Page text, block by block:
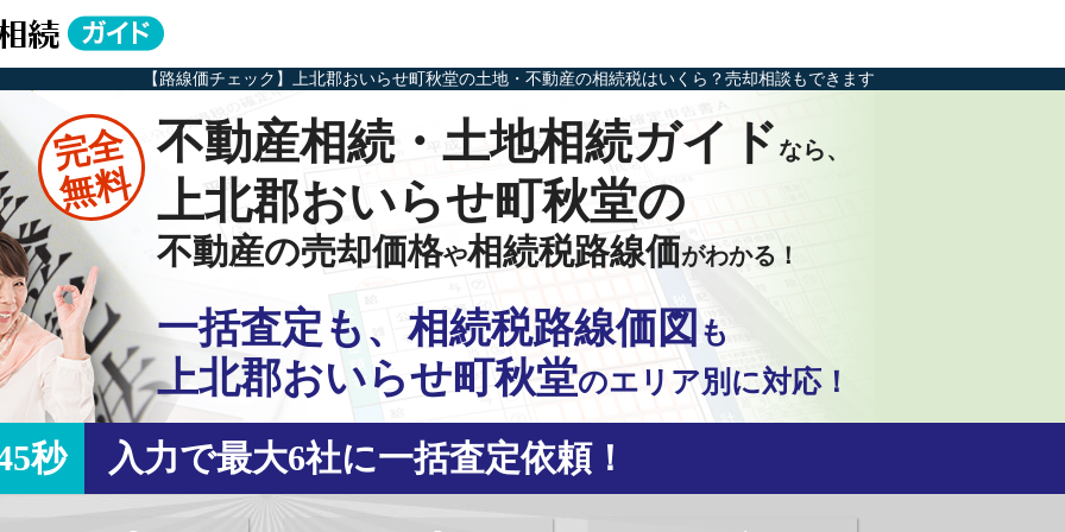
【路線価チェック】上北郡おいらせ町秋堂の土地・不動産の相続税はいくら？売却相談もできます
完全
無料
不動産相続・土地相続ガイドなら、
上北郡おいらせ町秋堂の
不動産の売却価格や相続税路線価がわかる！
一括査定も、相続税路線価図 も
上北郡おいらせ町秋堂のエリア別に対応！
秒 入力で最大6社に一括査定依頼！